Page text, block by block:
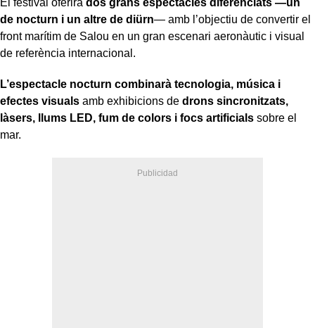
de nocturn i un altre de diürn— amb l’objectiu de convertir el
front marítim de Salou en un gran escenari aeronàutic i visual
de referència internacional.
L’espectacle nocturn combinarà tecnologia, música i
efectes visuals amb exhibicions de drons sincronitzats,
làsers, llums LED, fum de colors i focs artificials sobre el
mar.